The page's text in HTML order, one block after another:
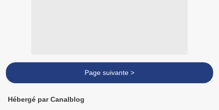
Page suivante >
Hébergé par Canalblog